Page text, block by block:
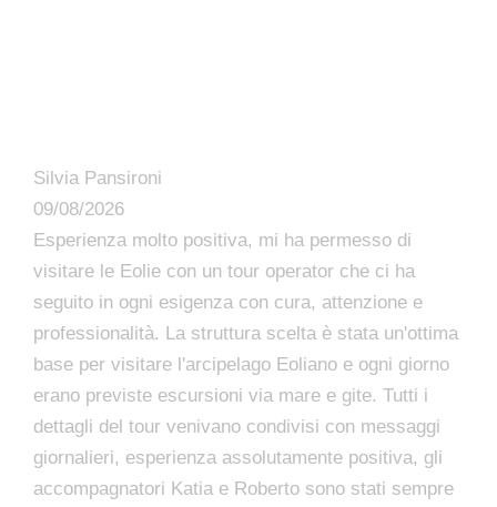
Silvia Pansironi
09/08/2026
Esperienza molto positiva, mi ha permesso di
visitare le Eolie con un tour operator che ci ha
seguito in ogni esigenza con cura, attenzione e
professionalità. La struttura scelta è stata un'ottima
base per visitare l'arcipelago Eoliano e ogni giorno
erano previste escursioni via mare e gite. Tutti i
dettagli del tour venivano condivisi con messaggi
giornalieri, esperienza assolutamente positiva, gli
accompagnatori Katia e Roberto sono stati sempre